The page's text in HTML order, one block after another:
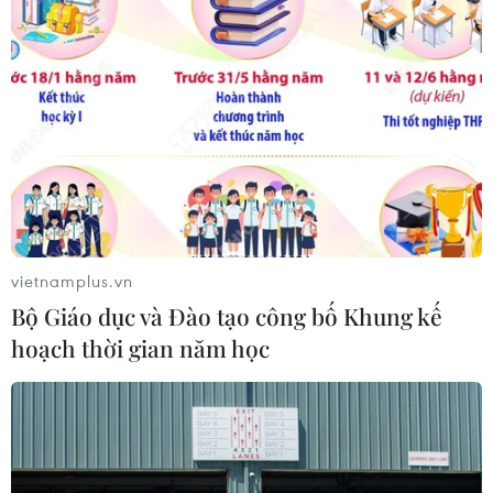
22/07/2026 22:56
Tỷ phú Bill Gates nhấn mạnh tầm
quan trọng của đầu tư vào con người
và công nghệ
22/07/2026 06:02
CƠ QUAN CHỦ QUẢN: THÔNG TẤN XÃ VIỆT NAM
vietnamplus.vn
Bộ Giáo dục và Đào tạo công bố Khung kế
hoạch thời gian năm học